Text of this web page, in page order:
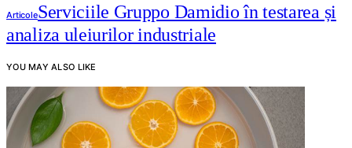
ArticoleServiciile Gruppo Damidio în testarea și
analiza uleiurilor industriale
YOU MAY ALSO LIKE